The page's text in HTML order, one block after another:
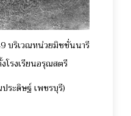
บริเวณหน่วยมิชชั่นนารี
โรงเรียนอรุณสตรี
ระดิษฐ์ เพชรบุรี)